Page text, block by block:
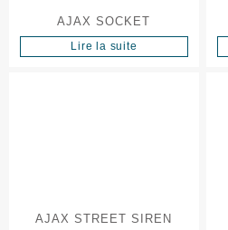
AJAX SOCKET
Lire la suite
AJAX STREET SIREN